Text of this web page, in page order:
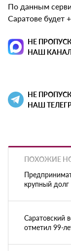
По данным
Саратове будет
НЕ
НАШ КАНАЛ
НЕ
НАШ
ПОХОЖИЕ
крупный долг
Саратовский
отметил 99-